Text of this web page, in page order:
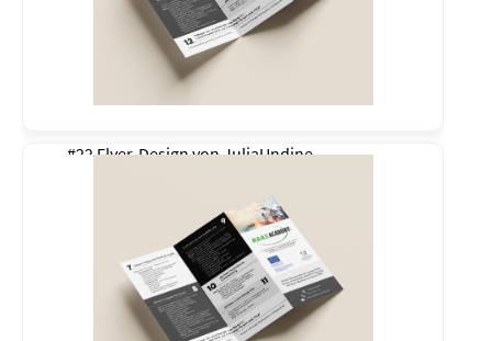
#22 Flyer-Design vonJuliaUndine